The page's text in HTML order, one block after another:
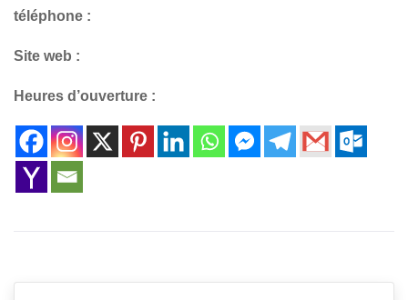
téléphone :
Site web :
Heures d’ouverture :